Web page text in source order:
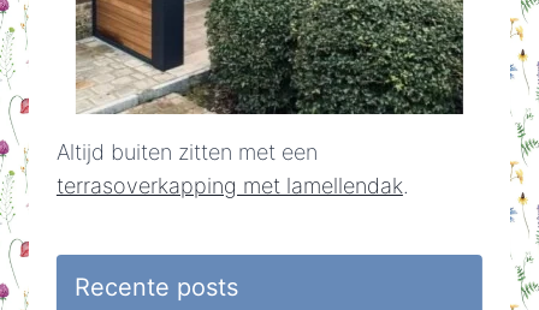
Altijd buiten zitten met een
terrasoverkapping met lamellendak.
Recente posts